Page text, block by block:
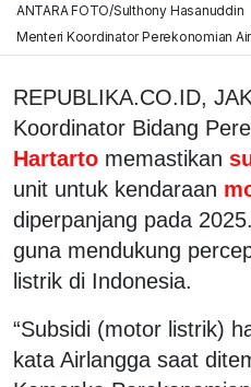
ANTARA FOTO/Sulthony Hasanuddin
Menteri Koordinator Perekonomian
REPUBLIKA.CO.ID,
Koordinator Bidang
Hartarto memastikan
unit untuk kendaraan
diperpanjang pada
guna mendukung
listrik di Indonesia.
“Subsidi (motor listrik)
kata Airlangga saat